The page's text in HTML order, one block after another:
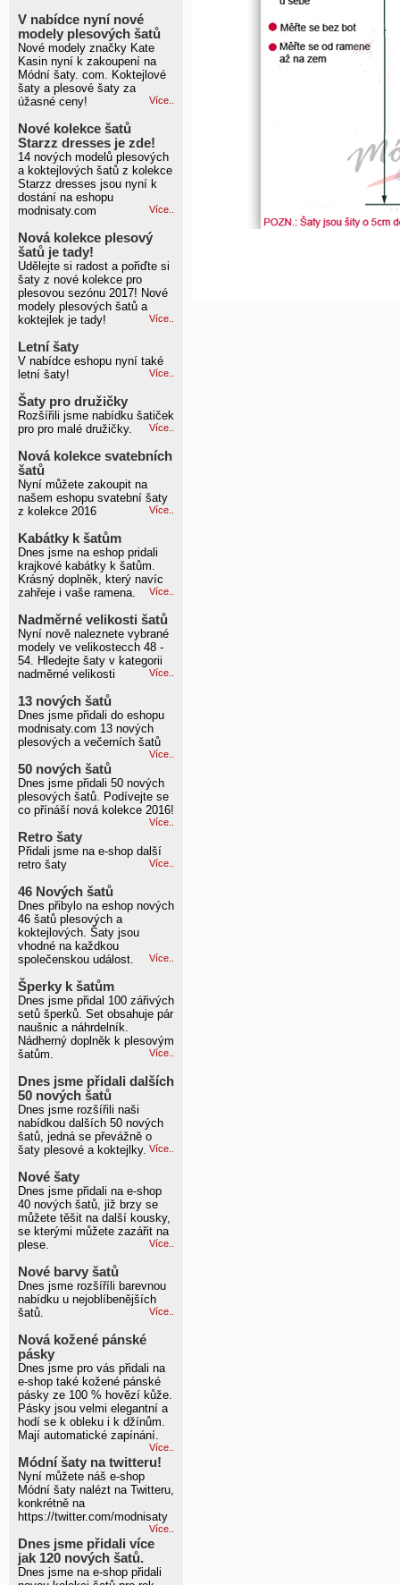
V nabídce nyní nové
modely plesových šatů
Nové modely značky Kate
Kasin nyní k zakoupení na
Módní šaty. com. Koktejlové
šaty a plesové šaty za
úžasné ceny!
Více..
Nové kolekce šatů
Starzz dresses je zde!
14 nových modelů plesových
a koktejlových šatů z kolekce
Starzz dresses jsou nyní k
dostání na eshopu
modnisaty.com
Více..
Nová kolekce plesový
šatů je tady!
Udělejte si radost a pořiďte si
šaty z nové kolekce pro
plesovou sezónu 2017! Nové
modely plesových šatů a
koktejlek je tady!
Více..
Letní šaty
V nabídce eshopu nyní také
letní šaty!
Více..
Šaty pro družičky
Rozšířili jsme nabídku šatiček
pro pro malé družičky.
Více..
Nová kolekce svatebních
šatů
Nyní můžete zakoupit na
našem eshopu svatební šaty
z kolekce 2016
Více..
Kabátky k šatům
Dnes jsme na eshop pridali
krajkové kabátky k šatům.
Krásný doplněk, který navíc
zahřeje i vaše ramena.
Více..
Nadměrné velikosti šatů
Nyní nově naleznete vybrané
modely ve velikostecch 48 -
54. Hledejte šaty v kategorii
nadměrné velikosti
Více..
13 nových šatů
Dnes jsme přidali do eshopu
modnisaty.com 13 nových
plesových a večerních šatů
Více..
50 nových šatů
Dnes jsme přidali 50 nových
plesových šatů. Podívejte se
co přínáší nová kolekce 2016!
Více..
Retro šaty
Přidali jsme na e-shop další
retro šaty
Více..
46 Nových šatů
Dnes přibylo na eshop nových
46 šatů plesových a
koktejlových. Šaty jsou
vhodné na každkou
společenskou událost.
Více..
Šperky k šatům
Dnes jsme přidal 100 zářivých
setů šperků. Set obsahuje pár
naušnic a náhrdelník.
Nádherný doplněk k plesovým
šatům.
Více..
Dnes jsme přidali dalších
50 nových šatů
Dnes jsme rozšířili naši
nabídkou dalších 50 nových
šatů, jedná se převážně o
šaty plesové a koktejlky. Více..
Nové šaty
Dnes jsme přidali na e-shop
40 nových šatů, již brzy se
můžete těšit na další kousky,
se kterými můžete zazářit na
plese.
Více..
Nové barvy šatů
Dnes jsme rozšíříli barevnou
nabídku u nejoblíbenějších
šatů.
Více..
Nová kožené pánské
pásky
Dnes jsme pro vás přidali na
e-shop také kožené pánské
pásky ze 100 % hovězí kůže.
Pásky jsou velmi elegantní a
hodí se k obleku i k džínům.
Mají automatické zapínání.
Více..
Módní šaty na twitteru!
Nyní můžete náš e-shop
Módní šaty nalézt na Twitteru,
konkrétně na
https://twitter.com/modnisaty
Více..
Dnes jsme přidali více
jak 120 nových šatů.
Dnes jsme na e-shop přidali